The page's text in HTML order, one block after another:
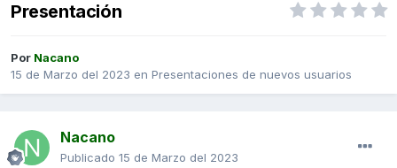
Presentación
Por Nacano
15 de Marzo del 2023 en Presentaciones de nuevos usuarios
Nacano
Publicado 15 de Marzo del 2023